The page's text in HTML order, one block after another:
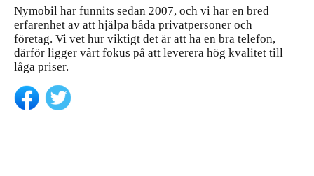
Nymobil har funnits sedan 2007, och vi har en bred
erfarenhet av att hjälpa båda privatpersoner och
företag. Vi vet hur viktigt det är att ha en bra telefon,
därför ligger vårt fokus på att leverera hög kvalitet till
låga priser.